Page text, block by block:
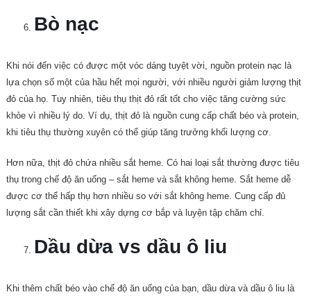
Bò nạc
Khi nói đến việc có được một vóc dáng tuyệt vời, nguồn protein nạc là
lựa chọn số một của hầu hết mọi người, với nhiều người giảm lượng thịt
đỏ của họ. Tuy nhiên, tiêu thụ thịt đỏ rất tốt cho việc tăng cường sức
khỏe vì nhiều lý do. Ví dụ, thịt đỏ là nguồn cung cấp chất béo và protein,
khi tiêu thụ thường xuyên có thể giúp tăng trưởng khối lượng cơ.
Hơn nữa, thịt đỏ chứa nhiều sắt heme. Có hai loại sắt thường được tiêu
thụ trong chế độ ăn uống – sắt heme và sắt không heme. Sắt heme dễ
được cơ thể hấp thụ hơn nhiều so với sắt không heme. Cung cấp đủ
lượng sắt cần thiết khi xây dựng cơ bắp và luyện tập chăm chỉ.
Dầu dừa vs dầu ô liu
Khi thêm chất béo vào chế độ ăn uống của bạn, dầu dừa và dầu ô liu là